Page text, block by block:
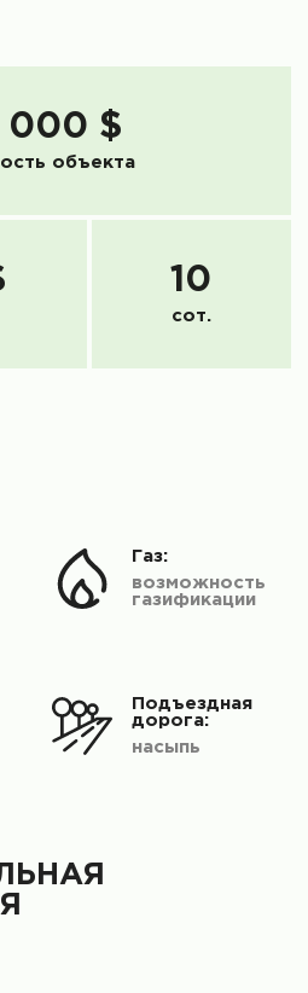
000 $
объекта
10
сот.
возможность
газификации
Газ:
насыпь
Подъездная
дорога: